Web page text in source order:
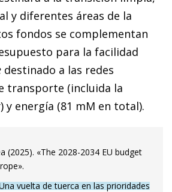
y diferentes áreas de la
fondos se complementan
para la facilidad
destinado a las redes
transporte (incluida la
energía (81 mM en total).
(2025). «The 2028-2034 EU budget
vuelta de tuerca en las prioridades